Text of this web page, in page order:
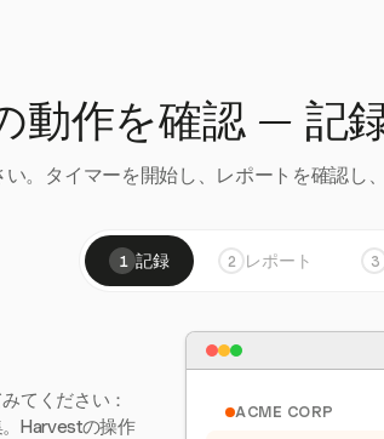
動作を確認 — 記
。タイマーを開始し、レポートを確認し
1 記録 2 レポート 3
てください：
Harvestの操作
ACME CORP